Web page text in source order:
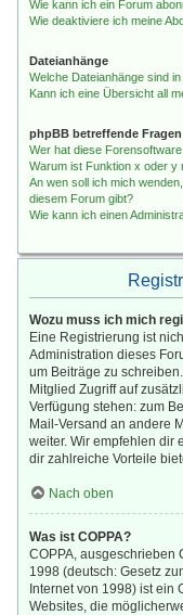
Wie kann ich ein Forum
Wie deaktiviere ich meine
Dateianhänge
Welche Dateianhänge sind
Kann ich eine Übersicht all
phpBB betreffende Fragen
Wer hat diese
Warum ist Funktion x oder y
An wen soll ich mich
diesem Forum gibt?
Wie kann ich einen
Wozu muss ich mich
Eine Registrierung ist
Administration dieses
um Beiträge zu
Mitglied Zugriff auf
Verfügung stehen: zum
Mail-Versand an andere
weiter. Wir empfehlen dir
dir zahlreiche Vorteile
Nach oben
Was ist COPPA?
COPPA, ausgeschrieben
1998 (deutsch: Gesetz
Internet von 1998) ist ein
Websites, die